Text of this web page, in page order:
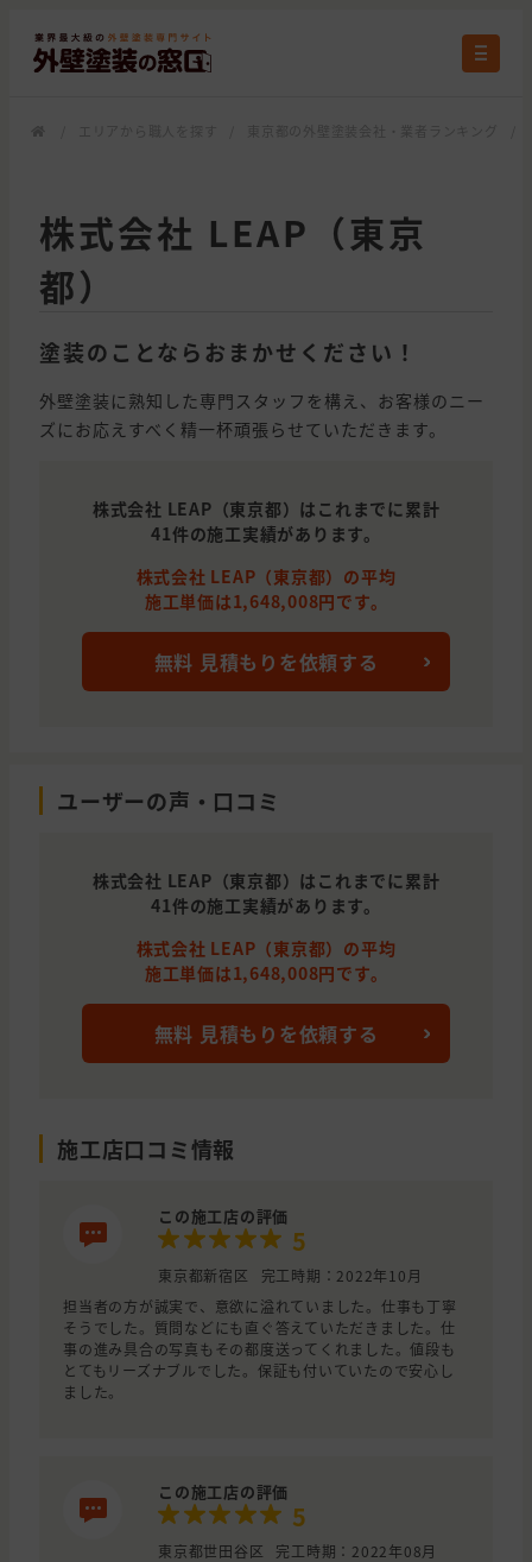
株式会社 LEAP（東京
都）
塗装のことならおまかせください！
外壁塗装に熟知した専門スタッフを構え、お客様のニー
ズにお応えすべく精一杯頑張らせていただきます。
株式会社 LEAP（東京都）はこれまでに累計
41件の施工実績があります。
株式会社 LEAP（東京都）の平均
施工単価は1,648,008円です。
無料 見積もりを依頼する
ユーザーの声・口コミ
株式会社 LEAP（東京都）はこれまでに累計
41件の施工実績があります。
株式会社 LEAP（東京都）の平均
施工単価は1,648,008円です。
無料 見積もりを依頼する
施工店口コミ情報
この施工店の評価
5
東京都新宿区
完工時期：2022年10月
担当者の方が誠実で、意欲に溢れていました。仕事も丁寧
そうでした。質問などにも直ぐ答えていただきました。仕
事の進み具合の写真もその都度送ってくれました。値段も
とてもリーズナブルでした。保証も付いていたので安心し
ました。
この施工店の評価
5
東京都世田谷区
完工時期：2022年08月